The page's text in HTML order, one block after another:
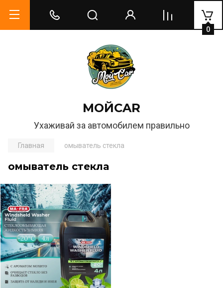
МОЙCAR
Ухаживай за автомобилем правильно
0
Главная омыватель стекла
омыватель стекла